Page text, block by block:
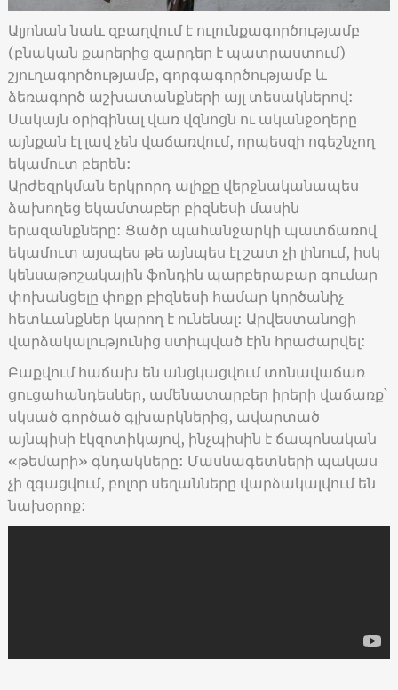
Ալյոնան նաև զբաղվում է ուլունքագործությամբ
(բնական քարերից զարդեր է պատրաստում)
շյուղագործությամբ, գորգագործությամբ և
ձեռագործ աշխատանքների այլ տեսակներով:
Սակայն օրիգինալ վառ վզնոցն ու ականջօղերը
այնքան էլ լավ չեն վաճառվում, որպեսզի ոգեշնչող
եկամուտ բերեն:
Արժեզրկման երկրորդ ալիքը վերջնականապես
ձախողեց եկամտաբեր բիզնեսի մասին
երազանքները: Ցածր պահանջարկի պատճառով
եկամուտ այսպես թե այնպես էլ շատ չի լինում, իսկ
կենսաթոշակային ֆոնդին պարբերաբար գումար
փոխանցելը փոքր բիզնեսի համար կործանիչ
հետևանքներ կարող է ունենալ: Արվեստանոցի
վարձակալությունից ստիպված էին հրաժարվել:
Բաքվում հաճախ են անցկացվում տոնավաճառ
ցուցահանդեսներ, ամենատարբեր իրերի վաճառք՝
սկսած գործած գլխարկներից, ավարտած
այնպիսի էկզոտիկայով, ինչպիսին է ճապոնական
«թեմարի» գնդակները: Մասնագետների պակաս
չի զգացվում, բոլոր սեղանները վարձակալվում են
նախօրոք: